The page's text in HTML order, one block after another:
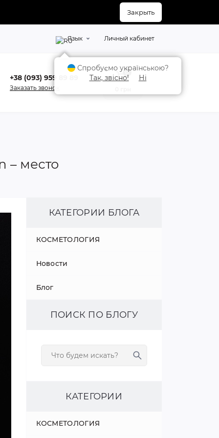
Закрыть
Язык Личный кабинет
+38 (093) 959 89 89
Заказать звонок
0
– место
КАТЕГОРИИ БЛОГА
КОСМЕТОЛОГИЯ
Новости
Блог
ПОИСК ПО БЛОГУ
КАТЕГОРИИ
КОСМЕТОЛОГИЯ
Спробуємо українською?
Так, звісно!
Ні